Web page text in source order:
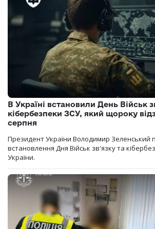
В Україні встановили День Військ
кібербезпеки ЗСУ, який щороку
серпня
Президент України Володимир Зеленський
встановлення Дня Військ зв'язку та
України.